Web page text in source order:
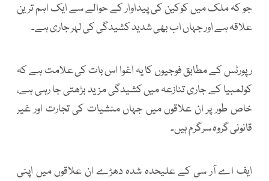
جو کہ ملک میں کوکین کی پیداوار کے حوالے سے ایک اہم ترین
علاقہ ہے اور جہاں اب بھی شدید کشیدگی کی لہر جاری ہے۔
رپورٹس کے مطابق فوجیوں کا یہ اغوا اس بات کی علامت ہے کہ
کولمبیا کے جاری تنازعہ میں کشیدگی مزید بڑھتی جا رہی ہے،
خاص طور پر ان علاقوں میں جہاں منشیات کی تجارت اور غیر
قانونی گروہ سرگرم ہیں۔
ایف اے آر سی کے علیحدہ شدہ دھڑے ان علاقوں میں اپنی